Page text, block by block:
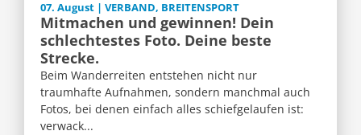
07. August | VERBAND, BREITENSPORT
Mitmachen und gewinnen! Dein
schlechtestes Foto. Deine beste
Strecke.
Beim Wanderreiten entstehen nicht nur
traumhafte Aufnahmen, sondern manchmal auch
Fotos, bei denen einfach alles schiefgelaufen ist:
verwack...